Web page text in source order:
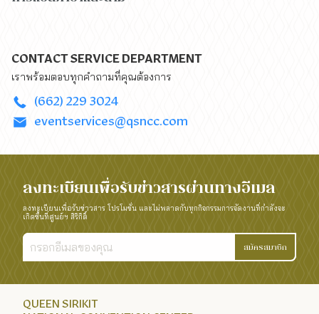
CONTACTSERVICE DEPARTMENT
เราพร้อมตอบทุกคำถามที่คุณต้องการ
(662) 229 3024
eventservices@qsncc.com
ลงทะเบียนเพื่อรับข่าวสารผ่านทางอีเมล
ลงทะเบียนเพื่อรับข่าวสาร โปรโมชั่น และไม่พลาดกับทุกกิจกรรมการจัดงานที่กำลังจะ
เกิดขึ้นที่ศูนย์ฯ สิริกิติ์
สมัครสมาชิก
QUEEN SIRIKIT